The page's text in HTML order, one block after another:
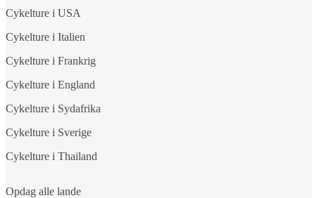
Cykelture i USA
Cykelture i Italien
Cykelture i Frankrig
Cykelture i England
Cykelture i Sydafrika
Cykelture i Sverige
Cykelture i Thailand
Opdag alle lande